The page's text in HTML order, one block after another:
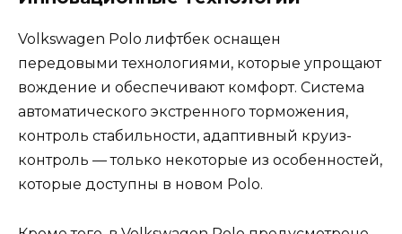
Volkswagen Polo лифтбек оснащен
передовыми технологиями, которые упрощают
вождение и обеспечивают комфорт. Система
автоматического экстренного торможения,
контроль стабильности, адаптивный круиз-
контроль — только некоторые из особенностей,
которые доступны в новом Polo.